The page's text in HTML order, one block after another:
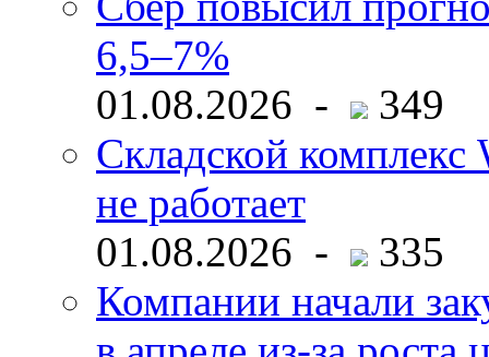
6,5–7%
01.08.2026 -
349
Складской комплекс
не работает
01.08.2026 -
335
Компании начали